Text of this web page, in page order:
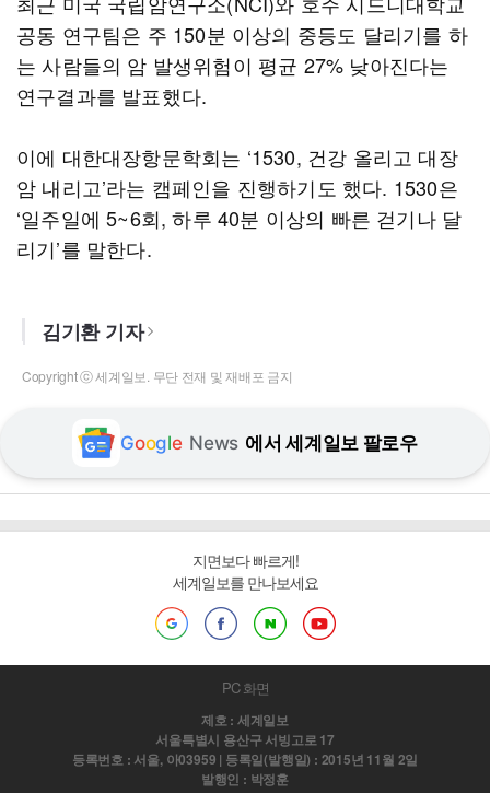
공동 연구팀은 주 150분 이상의 중등도 달리기를 하
는 사람들의 암 발생위험이 평균 27% 낮아진다는
연구결과를 발표했다.
이에 대한대장항문학회는 ‘1530, 건강 올리고 대장
암 내리고’라는 캠페인을 진행하기도 했다. 1530은
‘일주일에 5~6회, 하루 40분 이상의 빠른 걷기나 달
리기’를 말한다.
김기환 기자
Copyright ⓒ 세계일보. 무단 전재 및 재배포 금지
Google News 에서 세계일보 팔로우
지면보다 빠르게!
세계일보를 만나보세요
PC 화면
제호 : 세계일보
서울특별시 용산구 서빙고로 17
등록번호 : 서울, 아03959 | 등록일(발행일) : 2015년 11월 2일
발행인 : 박정훈